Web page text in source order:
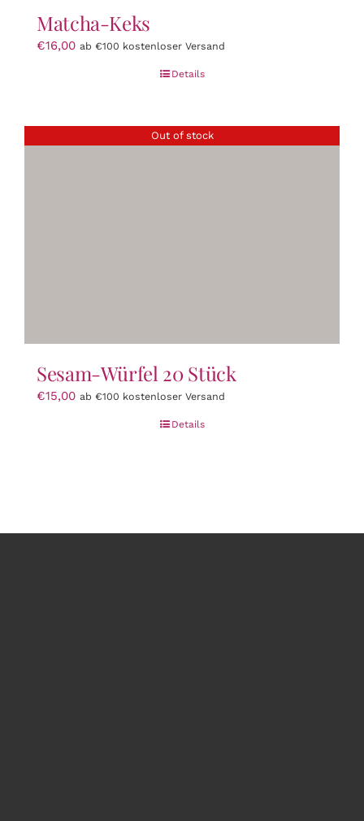
Matcha-Keks
€16,00 ab €100 kostenloser Versand
Details
Out of stock
Sesam-Würfel 20 Stück
€15,00 ab €100 kostenloser Versand
Details